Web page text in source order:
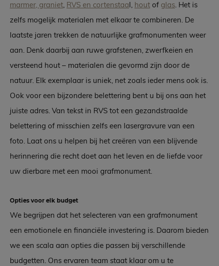
marmer, graniet, RVS en cortenstaal, hout of glas. Het is
zelfs mogelijk materialen met elkaar te combineren. De
laatste jaren trekken de natuurlijke grafmonumenten weer
aan. Denk daarbij aan ruwe grafstenen, zwerfkeien en
versteend hout – materialen die gevormd zijn door de
natuur. Elk exemplaar is uniek, net zoals ieder mens ook is.
Ook voor een bijzondere belettering bent u bij ons aan het
juiste adres. Van tekst in RVS tot een gezandstraalde
belettering of misschien zelfs een lasergravure van een
foto. Laat ons u helpen bij het creëren van een blijvende
herinnering die recht doet aan het leven en de liefde voor
uw dierbare met een mooi grafmonument.
Opties voor elk budget
We begrijpen dat het selecteren van een grafmonument
een emotionele en financiële investering is. Daarom bieden
we een scala aan opties die passen bij verschillende
budgetten. Ons ervaren team staat klaar om u te